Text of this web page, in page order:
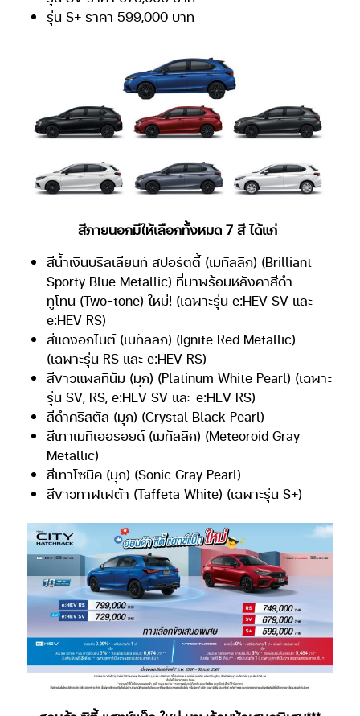
รุ่น S+ ราคา 599,000 บาท
สีภายนอกมีให้เลือกทั้งหมด 7 สี ได้แก่
สีน้ำเงินบริลเลียนท์ สปอร์ตตี้ (เมทัลลิก) (Brilliant
Sporty Blue Metallic) ที่มาพร้อมหลังคาสีดำ
ทูโทน (Two-tone) ใหม่! (เฉพาะรุ่น e:HEV SV และ
e:HEV RS)
สีแดงอิกไนต์ (เมทัลลิก) (Ignite Red Metallic)
(เฉพาะรุ่น RS และ e:HEV RS)
สีขาวแพลทินัม (มุก) (Platinum White Pearl) (เฉพาะ
รุ่น SV, RS, e:HEV SV และ e:HEV RS)
สีดำคริสตัล (มุก) (Crystal Black Pearl)
สีเทาเมทิเออรอยด์ (เมทัลลิก) (Meteoroid Gray
Metallic)
สีเทาโซนิค (มุก) (Sonic Gray Pearl)
สีขาวทาฟเฟต้า (Taffeta White) (เฉพาะรุ่น S+)